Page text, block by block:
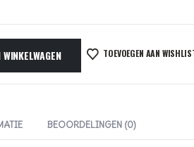
TOEVOEGEN AAN
BEOORDELINGEN (0)